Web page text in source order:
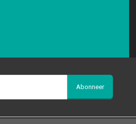
Abonneer